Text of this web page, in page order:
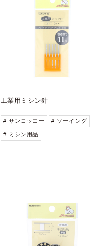
工業用ミシン針
# サンコッコー # ソーイング
# ミシン用品